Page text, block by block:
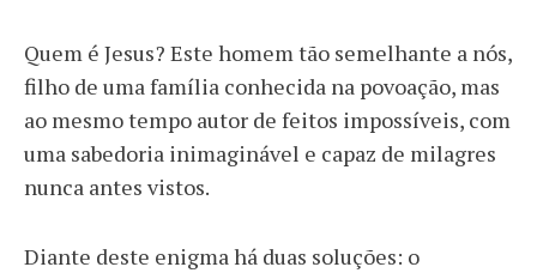
Quem é Jesus? Este homem tão semelhante a nós,
filho de uma família conhecida na povoação, mas
ao mesmo tempo autor de feitos impossíveis, com
uma sabedoria inimaginável e capaz de milagres
nunca antes vistos.
Diante deste enigma há duas soluções: o